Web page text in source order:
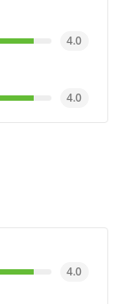
4.0
4.0
4.0